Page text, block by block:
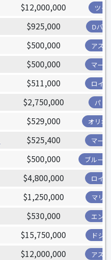
$12,000,000 ツイ
$925,000 Dバ
$500,000 アス
$500,000 マー
$511,000 ロイ
$2,750,000 パド
$529,000 オリオ
$525,400 マー
$500,000 ブルー
$4,800,000 ロイ
$1,250,000 マリ
$530,000 エン
$15,750,000 ドジ
$12,000,000 アス